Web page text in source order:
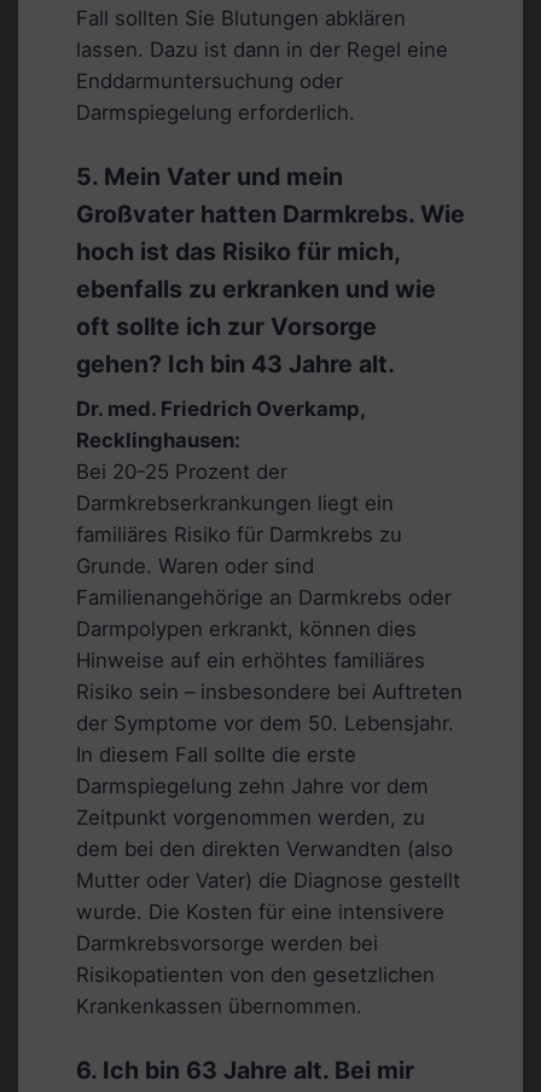
Fall sollten Sie Blutungen abklären
lassen. Dazu ist dann in der Regel eine
Enddarmuntersuchung oder
Darmspiegelung erforderlich.
5. Mein Vater und mein
Großvater hatten Darmkrebs. Wie
hoch ist das Risiko für mich,
ebenfalls zu erkranken und wie
oft sollte ich zur Vorsorge
gehen? Ich bin 43 Jahre alt.
Dr. med. Friedrich Overkamp,
Recklinghausen:
Bei 20-25 Prozent der
Darmkrebserkrankungen liegt ein
familiäres Risiko für Darmkrebs zu
Grunde. Waren oder sind
Familienangehörige an Darmkrebs oder
Darmpolypen erkrankt, können dies
Hinweise auf ein erhöhtes familiäres
Risiko sein – insbesondere bei Auftreten
der Symptome vor dem 50. Lebensjahr.
In diesem Fall sollte die erste
Darmspiegelung zehn Jahre vor dem
Zeitpunkt vorgenommen werden, zu
dem bei den direkten Verwandten (also
Mutter oder Vater) die Diagnose gestellt
wurde. Die Kosten für eine intensivere
Darmkrebsvorsorge werden bei
Risikopatienten von den gesetzlichen
Krankenkassen übernommen.
6. Ich bin 63 Jahre alt. Bei mir